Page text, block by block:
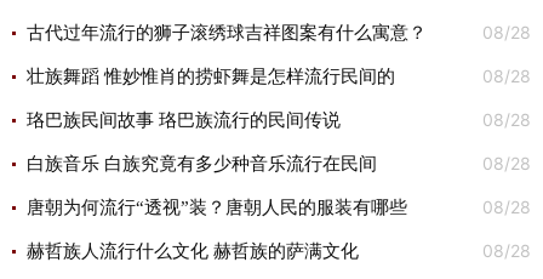
08/28
古代过年流行的狮子滚绣球吉祥图案有什么寓意？
08/28
壮族舞蹈 惟妙惟肖的捞虾舞是怎样流行民间的
08/28
珞巴族民间故事 珞巴族流行的民间传说
08/28
白族音乐 白族究竟有多少种音乐流行在民间
08/28
唐朝为何流行“透视”装？唐朝人民的服装有哪些
08/28
赫哲族人流行什么文化 赫哲族的萨满文化